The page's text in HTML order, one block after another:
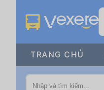
TRANG CHỦ